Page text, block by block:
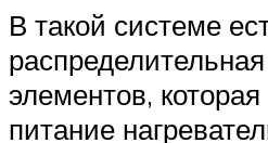
В такой системе
элементов, которая
питание